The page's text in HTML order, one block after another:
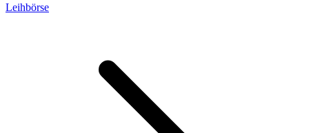
Leihbörse